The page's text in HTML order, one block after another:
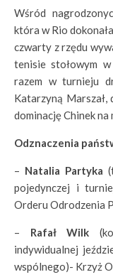
Wśród
która w Rio
czwarty z rzędu
tenisie stołowym
razem w turnieju
Katarzyną Marszał,
dominację Chinek
Odznaczenia
– Natalia Partyka
pojedynczej i
Orderu Odrodzenia
– Rafał Wilk
indywidualnej
wspólnego)- Krzyż